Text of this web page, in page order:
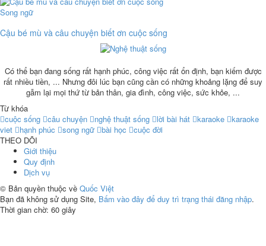
Song ngữ
Cậu bé mù và câu chuyện biết ơn cuộc sống
Có thể bạn đang sống rất hạnh phúc, công việc rất ổn định, bạn kiếm được
rất nhiều tiền, ... Nhưng đôi lúc bạn cũng cần có những khoảng lặng để suy
gẫm lại mọi thứ từ bản thân, gia đình, công việc, sức khỏe, ...
Từ khóa
cuộc sống
câu chuyện nghệ thuật sống lời bài hát karaoke
karaoke
viet
hạnh phúc song ngữ bài học
cuộc đời
THEO DÕI
Giới thiệu
Quy định
Dịch vụ
© Bản quyền thuộc về Quốc Việt
Bạn đã không sử dụng Site, Bấm vào đây để duy trì trạng thái đăng nhập.
Thời gian chờ: 60 giây